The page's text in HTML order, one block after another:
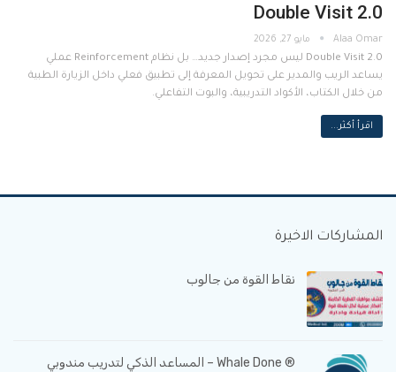
Double Visit 2.0
مايو 27, 2026
Double Visit 2.0 ليس مجرد إصدار جديد… بل نظام Reinforcement عملي
يساعد الريب والمدير على تحويل المعرفة إلى تطبيق فعلي داخل الزيارة الطبية
من خلال الكتاب، الأكواد التدريبية، والبوت التفاعلي.
اقرأ أكثر...
المشاركات الاخيرة
نقاط القوة من جالوب
® Whale Done – المساعد الذكي لتدريب مندوبي